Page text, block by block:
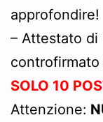
approfondire!
– Attestato di
SOLO 10
Attenzione: